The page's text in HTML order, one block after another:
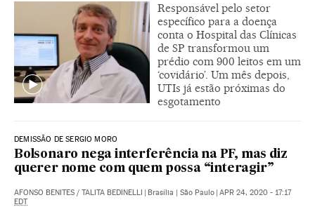
Responsável pelo setor
específico para a doença
conta o Hospital das Clínicas
de SP transformou um
prédio com 900 leitos em um
‘covidário’. Um mês depois,
UTIs já estão próximas do
esgotamento
DEMISSÃO DE SERGIO MORO
Bolsonaro nega interferência na PF, mas diz
querer nome com quem possa “interagir”
AFONSO BENITES / TALITA BEDINELLI | Brasília | São Paulo | APR 24, 2020 - 17:17
EDT